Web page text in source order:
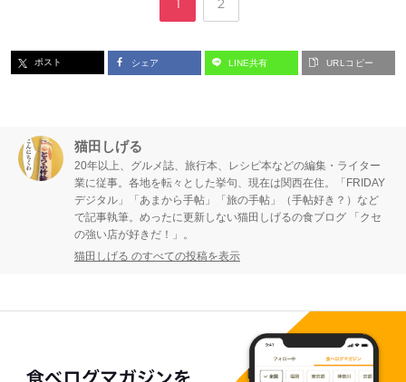
ジ
1
ジ
2
ポスト シェア LINE共有 URLコピー
猫田しげる
20年以上、グルメ誌、旅行本、レシピ本などの編集・ライター
業に従事。各地を転々とした挙句、現在は関西在住。「FRIDAY
デジタル」「あまから手帖」「旅の手帖」（手帖好き？）など
で記事執筆。めったに更新しない猫田しげるの食ブログ 「クセ
の強い店が好きだ！」。
猫田しげる のすべての投稿を表示